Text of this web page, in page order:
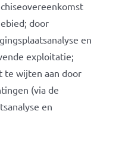
door
en
exploitatie;
te wijten aan door
(via de
en